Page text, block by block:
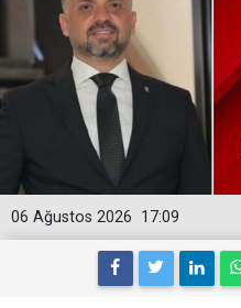
17:09
06 Ağustos 2026